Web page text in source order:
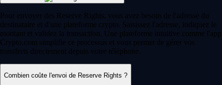
Pour envoyer des Reserve Rights, vous avez besoin de l'adresse du
destinataire et d'une plateforme crypto. Saisissez l'adresse, indiquez le
montant et validez la transaction. Une plateforme intuitive comme l'app
Crypto.com simplifie ce processus et vous permet de gérer vos
transferts directement depuis votre téléphone.
Combien coûte l'envoi de Reserve Rights ?